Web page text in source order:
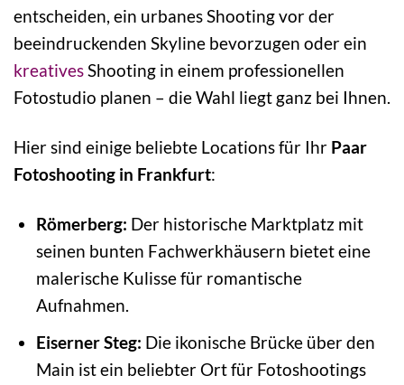
entscheiden, ein urbanes Shooting vor der
beeindruckenden Skyline bevorzugen oder ein
kreativesShooting in einem professionellen
Fotostudio planen – die Wahl liegt ganz bei Ihnen.
Hier sind einige beliebte Locations für Ihr Paar
Fotoshooting in Frankfurt:
Römerberg: Der historische Marktplatz mit
seinen bunten Fachwerkhäusern bietet eine
malerische Kulisse für romantische
Aufnahmen.
Eiserner Steg: Die ikonische Brücke über den
Main ist ein beliebter Ort für Fotoshootings